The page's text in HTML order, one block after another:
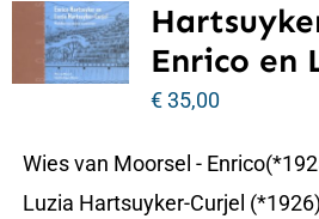
Enrico en
€35,00
Wies van Moorsel -
Luzia Hartsuyker-Curjel